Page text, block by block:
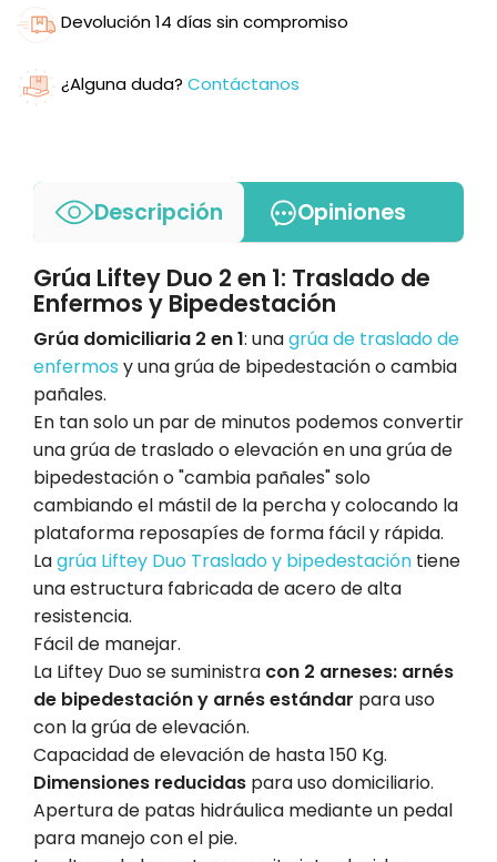
Devolución 14 días sin compromiso
¿Alguna duda? Contáctanos
Descripción Opiniones
Grúa Liftey Duo 2 en 1: Traslado de
Enfermos y Bipedestación
Grúa domiciliaria 2 en 1: unagrúa de traslado de
enfermos y una grúa de bipedestación o cambia
pañales.
En tan solo un par de minutos podemos convertir
una grúa de traslado o elevación en una grúa de
bipedestación o "cambia pañales" solo
cambiando el mástil de la percha y colocando la
plataforma reposapíes de forma fácil y rápida.
Lagrúa Liftey Duo Traslado y bipedestación tiene
una estructura fabricada de acero de alta
resistencia.
Fácil de manejar.
La Liftey Duo se suministra con 2 arneses: arnés
de bipedestación y arnés estándar para uso
con la grúa de elevación.
Capacidad de elevación de hasta 150 Kg.
Dimensiones reducidas para uso domiciliario.
Apertura de patas hidráulica mediante un pedal
para manejo con el pie.